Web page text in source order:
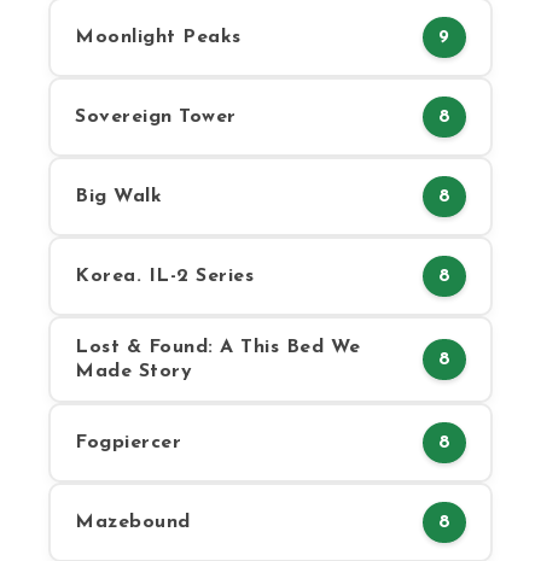
Moonlight Peaks 9
Sovereign Tower 8
Big Walk 8
Korea. IL-2 Series 8
Lost & Found: A This Bed We
Made Story
8
Fogpiercer 8
Mazebound 8